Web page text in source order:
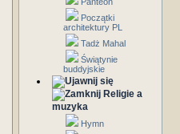
Początki
architektury PL
Tadż Mahal
Świątynie
buddyjskie
Religie a
muzyka
Hymn